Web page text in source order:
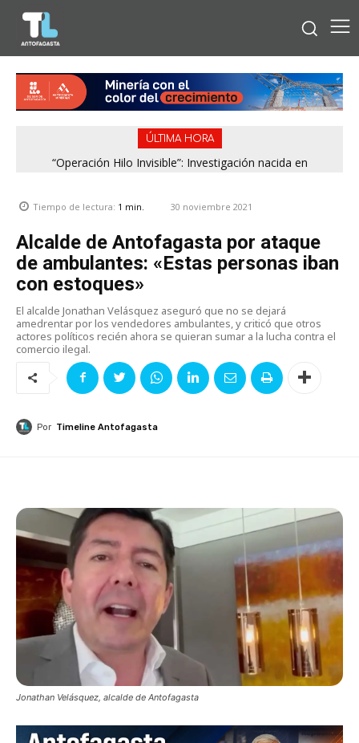
ÚLTIMA HORA
“Operación Hilo Invisible”: Investigación nacida en
Tiempo de lectura: 1 min. 30 noviembre 2021
Alcalde de Antofagasta por ataque
de ambulantes: «Estas personas iban
con estoques»
El alcalde Jonathan Velásquez aseguró que no se dejará
amedrentar por los vendedores ambulantes, y criticó que otros
actores políticos recién ahora se quieran sumar a la lucha contra el
comercio ilegal.
Por Timeline Antofagasta
Jonathan Velásquez, alcalde de Antofagasta